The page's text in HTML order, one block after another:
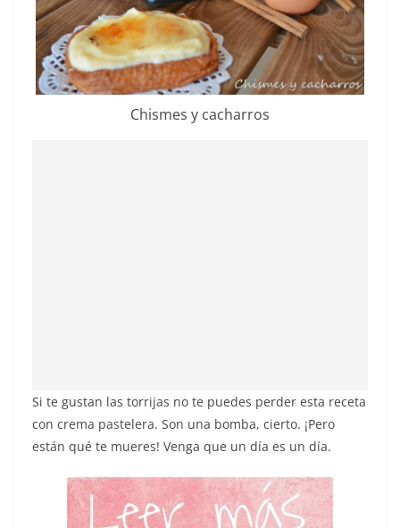
Chismes y cacharros
Si te gustan las torrijas no te puedes perder esta receta
con crema pastelera. Son una bomba, cierto. ¡Pero
están qué te mueres! Venga que un día es un día.